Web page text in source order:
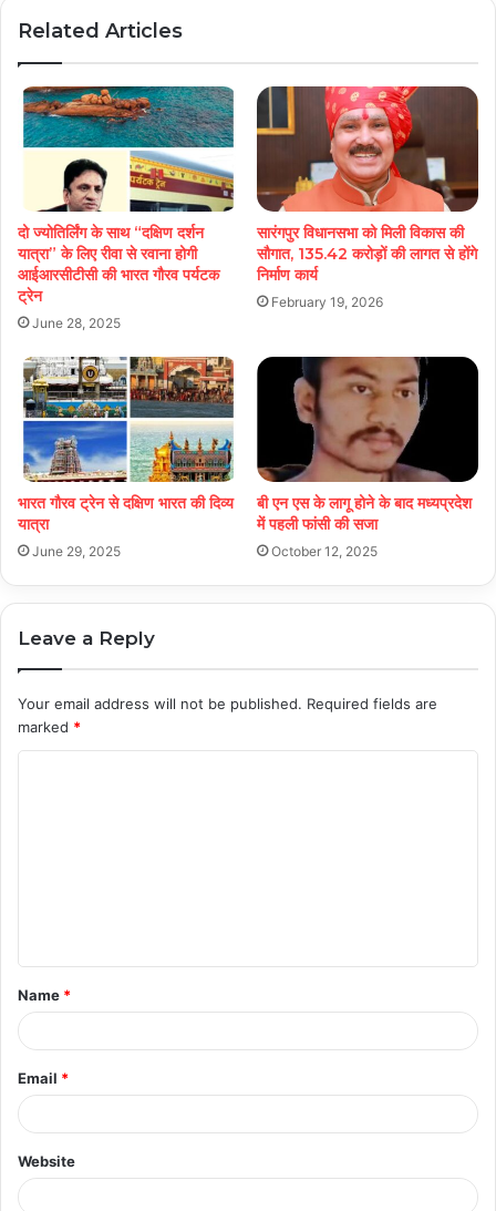
Related Articles
दो ज्योतिर्लिंग के साथ “दक्षिण दर्शन
यात्रा” के लिए रीवा से रवाना होगी
आईआरसीटीसी की भारत गौरव पर्यटक
ट्रेन
June 28, 2025
सारंगपुर विधानसभा को मिली विकास की
सौगात, 135.42 करोड़ों की लागत से होंगे
निर्माण कार्य
February 19, 2026
भारत गौरव ट्रेन से दक्षिण भारत की दिव्य
यात्रा
June 29, 2025
बी एन एस के लागू होने के बाद मध्यप्रदेश
में पहली फांसी की सजा
October 12, 2025
Leave a Reply
Your email address will not be published. Required fields are
marked *
t
*
Name *
Email *
Website